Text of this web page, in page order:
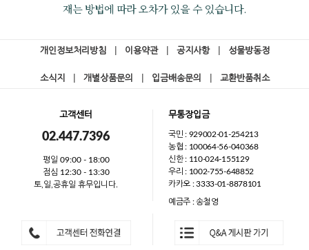
재는 방법에 따라 오차가 있을 수 있습니다.
개인정보처리방침 이용약관 공지사항 성물방동정
소식지 개별상품문의 입금배송문의 교환반품취소
고객센터
02.447.7396
평일 09:00 - 18:00
점심 12:30 - 13:30
토,일,공휴일 휴무입니다.
무통장입금
국민 : 929002-01-254213
농협 : 100064-56-040368
신한 : 110-024-155129
우리 : 1002-755-648852
카카오 : 3333-01-8878101
예금주 : 송철영